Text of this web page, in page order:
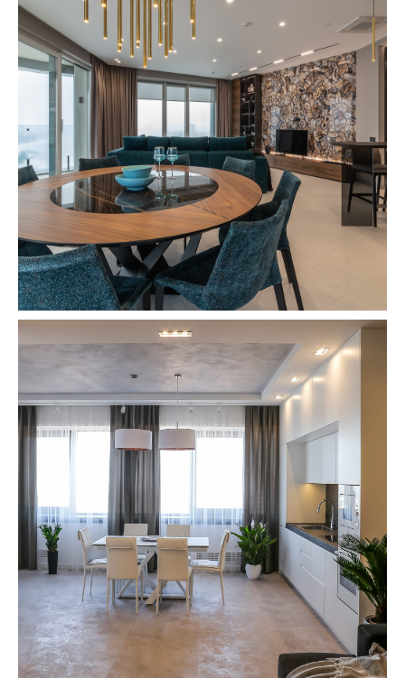
Lorem ipsum dolor sit
amet consectetur adipiscing
2023 154m
Lorem ipsum dolor sit
amet consectetur adipiscing